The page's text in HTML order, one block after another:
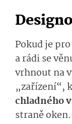
Pokudje
a rádi se
vrhnout na
„zařízení“,
chladného
straněoken.